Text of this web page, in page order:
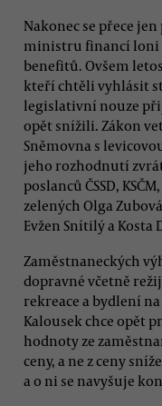
Nakonec se přece
ministru financí loni
benefitů. Ovšem
kteří chtěli vyhlásit
legislativní nouze
opět snížili. Zákon
Sněmovna s
jeho rozhodnutí
poslanců ČSSD,
zelených Olga
Evžen Snítilý a Kosta
Zaměstnaneckých
dopravné včetně
rekreace a bydlení
Kalousek chce opět
hodnoty ze
ceny, a ne z ceny
a o ni se navyšuje